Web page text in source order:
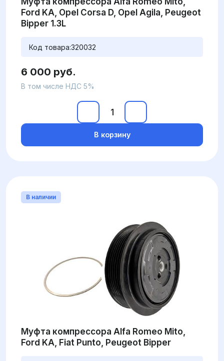
Ford KA, Opel Corsa D, Opel Agila, Peugeot
Bipper 1.3L
Код товара:320032
6 000 руб.
В том числе НДС 5%
В корзину
В наличии
Муфта компрессора Alfa Romeo Mito,
Ford KA, Fiat Punto, Peugeot Bipper